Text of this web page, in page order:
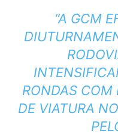
“A GCM
RONDAS COM
DE VIATURA